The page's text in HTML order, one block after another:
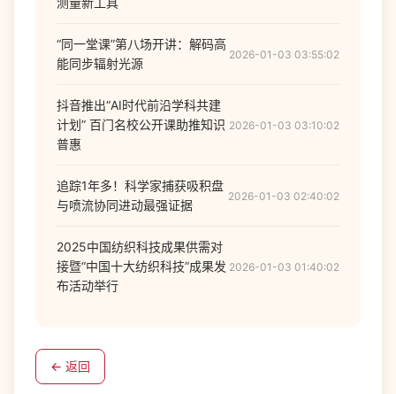
“同一堂课”第八场开讲：解码高
能同步辐射光源
2026-01-03 03:55:02
抖音推出“AI时代前沿学科共建
计划” 百门名校公开课助推知识
普惠
2026-01-03 03:10:02
追踪1年多！科学家捕获吸积盘
与喷流协同进动最强证据
2026-01-03 02:40:02
2025中国纺织科技成果供需对
接暨“中国十大纺织科技”成果发
布活动举行
2026-01-03 01:40:02
← 返回